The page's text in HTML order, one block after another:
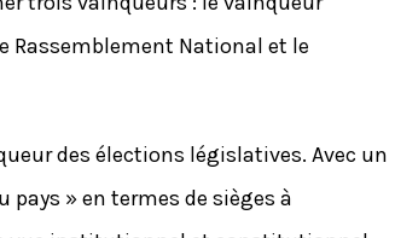
Rassemblement National et le
des élections législatives. Avec un
pays » en termes de sièges à